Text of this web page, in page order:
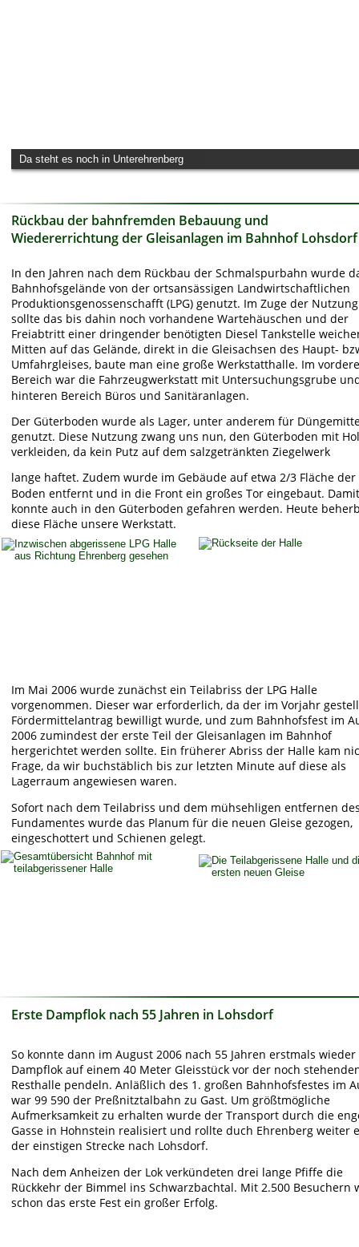
Rückbau der bahnfremden Bebauung und
Wiedererrichtung der Gleisanlagen im Bahnhof Lohsdorf
In den Jahren nach dem Rückbau der Schmalspurbahn wurde
Bahnhofsgelände von der ortsansässigen Landwirtschaftlichen
Produktionsgenossenschafft (LPG) genutzt. Im Zuge der
sollte das bis dahin noch vorhandene Wartehäuschen und der
Freiabtritt einer dringender benötigten Diesel Tankstelle
Mitten auf das Gelände, direkt in die Gleisachsen des Haupt-
Umfahrgleises, baute man eine große Werkstatthalle. Im
Bereich war die Fahrzeugwerkstatt mit Untersuchungsgrube
hinteren Bereich Büros und Sanitäranlagen.
Der Güterboden wurde als Lager, unter anderem für
genutzt. Diese Nutzung zwang uns nun, den Güterboden mit
verkleiden, da kein Putz auf dem salzgetränkten Ziegelwerk
lange haftet. Zudem wurde im Gebäude auf etwa 2/3 Fläche der
Boden entfernt und in die Front ein großes Tor eingebaut.
konnte auch in den Güterboden gefahren werden. Heute
diese Fläche unsere Werkstatt.
Im Mai 2006 wurde zunächst ein Teilabriss der LPG Halle
vorgenommen. Dieser war erforderlich, da der im Vorjahr
Fördermittelantrag bewilligt wurde, und zum Bahnhofsfest im
2006 zumindest der erste Teil der Gleisanlagen im Bahnhof
hergerichtet werden sollte. Ein früherer Abriss der Halle kam
Frage, da wir buchstäblich bis zur letzten Minute auf diese als
Lagerraum angewiesen waren.
Sofort nach dem Teilabriss und dem mühsehligen entfernen
Fundamentes wurde das Planum für die neuen Gleise gezogen,
eingeschottert und Schienen gelegt.
Erste Dampflok nach 55 Jahren in Lohsdorf
So konnte dann im August 2006 nach 55 Jahren erstmals
Dampflok auf einem 40 Meter Gleisstück vor der noch
Resthalle pendeln. Anläßlich des 1. großen Bahnhofsfestes im
war 99 590 der Preßnitztalbahn zu Gast. Um größtmögliche
Aufmerksamkeit zu erhalten wurde der Transport durch die
Gasse in Hohnstein realisiert und rollte duch Ehrenberg weiter
der einstigen Strecke nach Lohsdorf.
Nach dem Anheizen der Lok verkündeten drei lange Pfiffe die
Rückkehr der Bimmel ins Schwarzbachtal. Mit 2.500 Besuchern
schon das erste Fest ein großer Erfolg.
Da steht es noch in Unterehrenberg